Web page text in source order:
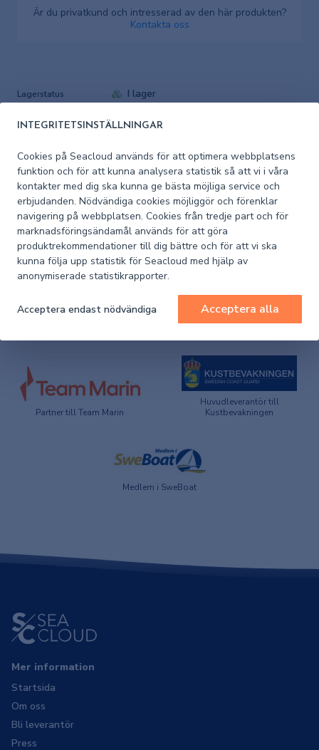
INTEGRITETSINSTÄLLNINGAR
Cookies på Seacloud används för att optimera webbplatsens
funktion och för att kunna analysera statistik så att vi i våra
kontakter med dig ska kunna ge bästa möjliga service och
erbjudanden. Nödvändiga cookies möjliggör och förenklar
navigering på webbplatsen. Cookies från tredje part och för
marknadsföringsändamål används för att göra
produktrekommendationer till dig bättre och för att vi ska
kunna följa upp statistik för Seacloud med hjälp av
anonymiserade statistikrapporter.
Acceptera endast nödvändiga Acceptera alla
Är du privatkund och intresserad av den här produkten?
Kontakta oss
Lagerstatus I lager
Artikelnummer
Artikelnummer
Seacloud
1004-58638
PRODUKTSPECIFIKATION
Partner till Team Marin
Huvudleverantör till
Kustbevakningen
Medlem i SweBoat
Mer information
Startsida
Om oss
Bli leverantör
Press